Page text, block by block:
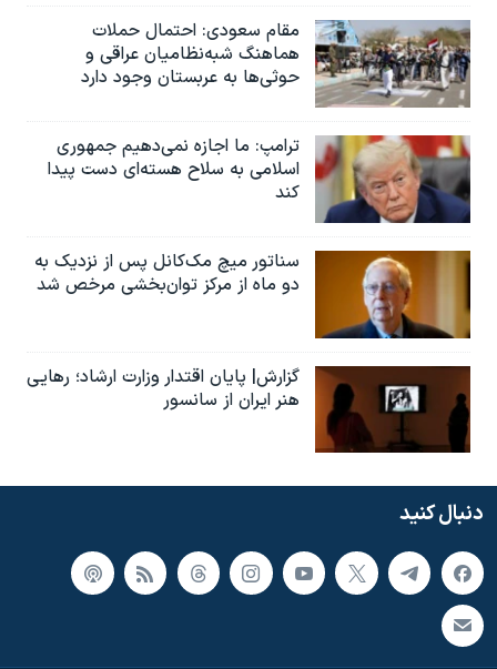
مقام سعودی: احتمال حملات
هماهنگ شبه‌نظامیان عراقی و
حوثی‌ها به عربستان وجود دارد
ترامپ: ما اجازه نمی‌دهیم جمهوری
اسلامی به سلاح هسته‌ای دست پیدا
کند
سناتور میچ مک‌کانل پس از نزدیک به
دو ماه از مرکز توان‌بخشی مرخص شد
گزارش| پایان اقتدار وزارت ارشاد؛ رهایی
هنر ایران از سانسور
دنبال کنید